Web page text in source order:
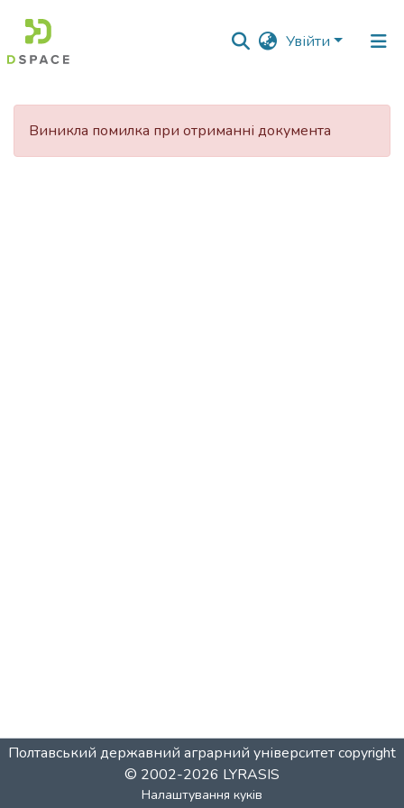
Увійти
Фонди
Виникла помилка при отриманні документа
Полтавський державний аграрний університетcopyright
© 2002-2026 LYRASIS
Налаштування куків